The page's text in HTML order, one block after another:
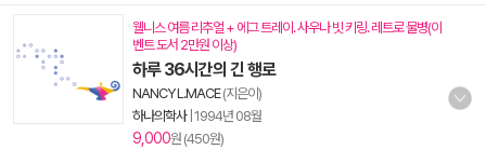
웰니스 여름 리추얼 + 에그 트레이. 사우나 빗 키링. 레트로 물병(이
벤트 도서 2만원 이상)
하루 36시간의 긴 행로
NANCY L.MACE(지은이)
하나의학사| 1994년 08월
9,000원 (450원)